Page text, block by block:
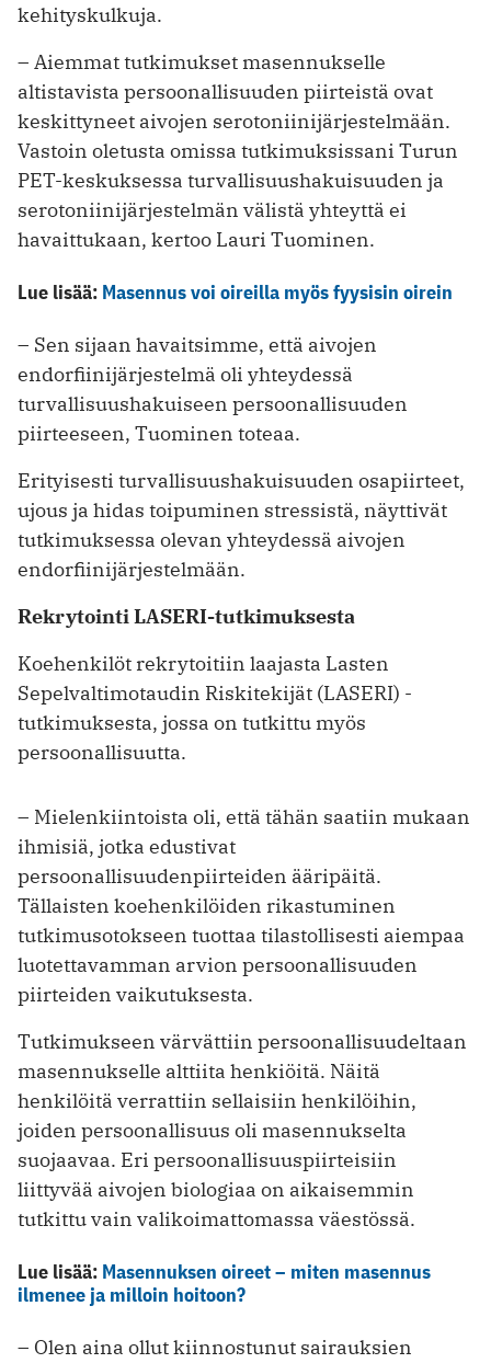
kehityskulkuja.
– Aiemmat tutkimukset masennukselle
altistavista persoonallisuuden piirteistä ovat
keskittyneet aivojen serotoniinijärjestelmään.
Vastoin oletusta omissa tutkimuksissani Turun
PET-keskuksessa turvallisuushakuisuuden ja
serotoniinijärjestelmän välistä yhteyttä ei
havaittukaan, kertoo Lauri Tuominen.
Lue lisää: Masennus voi oireilla myös fyysisin oirein
– Sen sijaan havaitsimme, että aivojen
endorfiinijärjestelmä oli yhteydessä
turvallisuushakuiseen persoonallisuuden
piirteeseen, Tuominen toteaa.
Erityisesti turvallisuushakuisuuden osapiirteet,
ujous ja hidas toipuminen stressistä, näyttivät
tutkimuksessa olevan yhteydessä aivojen
endorfiinijärjestelmään.
Rekrytointi LASERI-tutkimuksesta
Koehenkilöt rekrytoitiin laajasta Lasten
Sepelvaltimotaudin Riskitekijät (LASERI) -
tutkimuksesta, jossa on tutkittu myös
persoonallisuutta.
– Mielenkiintoista oli, että tähän saatiin mukaan
ihmisiä, jotka edustivat
persoonallisuudenpiirteiden ääripäitä.
Tällaisten koehenkilöiden rikastuminen
tutkimusotokseen tuottaa tilastollisesti aiempaa
luotettavamman arvion persoonallisuuden
piirteiden vaikutuksesta.
Tutkimukseen värvättiin persoonallisuudeltaan
masennukselle alttiita henkiöitä. Näitä
henkilöitä verrattiin sellaisiin henkilöihin,
joiden persoonallisuus oli masennukselta
suojaavaa. Eri persoonallisuuspiirteisiin
liittyvää aivojen biologiaa on aikaisemmin
tutkittu vain valikoimattomassa väestössä.
Lue lisää: Masennuksen oireet – miten masennus
ilmenee ja milloin hoitoon?
– Olen aina ollut kiinnostunut sairauksien